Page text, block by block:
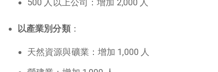
500 人以上公司：增加 2,000 人
以產業別分類：
天然資源與礦業：增加 1,000 人